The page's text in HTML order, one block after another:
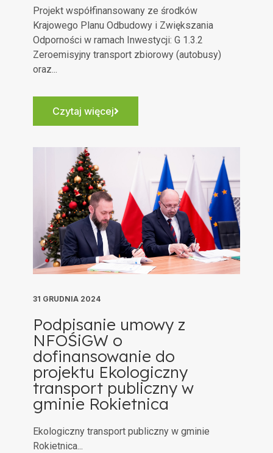
Projekt współfinansowany ze środków
Krajowego Planu Odbudowy i Zwiększania
Odporności w ramach Inwestycji: G 1.3.2
Zeroemisyjny transport zbiorowy (autobusy)
oraz...
Czytaj więcej
31 GRUDNIA 2024
Podpisanie umowy z
NFOŚiGW o
dofinansowanie do
projektu Ekologiczny
transport publiczny w
gminie Rokietnica
Ekologiczny transport publiczny w gminie
Rokietnica...